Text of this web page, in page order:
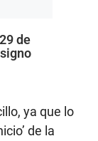
de
ya que lo
de la